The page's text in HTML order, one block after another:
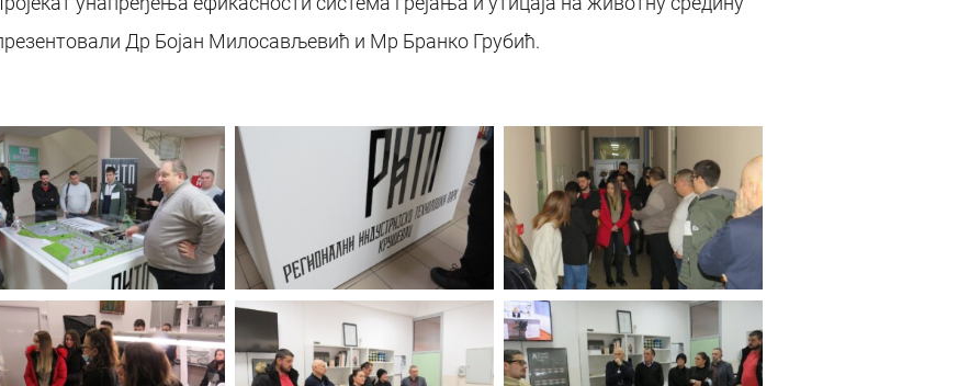
Др Бојан Милосављевић и Мр Бранко Грубић.